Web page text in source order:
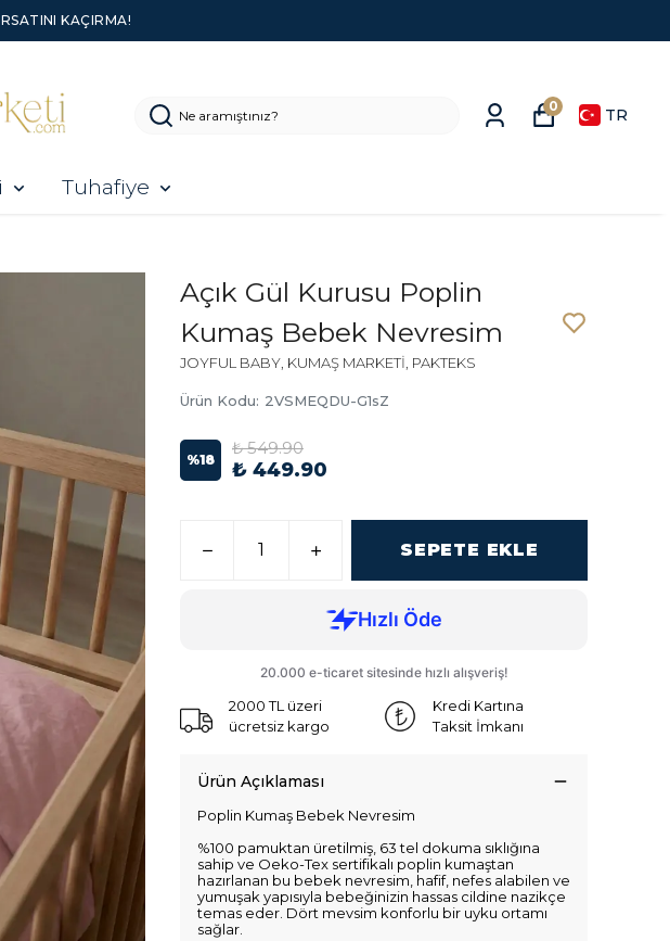
KAÇIRMA!
Tuhafiye
0 TR
Açık Gül Kurusu Poplin
Kumaş Bebek Nevresim
JOYFUL BABY, KUMAŞ MARKETİ, PAKTEKS
Ürün Kodu: 2VSMEQDU-G1sZ
%18
₺ 549.90
₺ 449.90
SEPETE EKLE
2000 TL üzeri
ücretsiz kargo
Kredi Kartına
Taksit İmkanı
Ürün Açıklaması
Poplin Kumaş Bebek Nevresim
%100 pamuktan üretilmiş, 63 tel dokuma sıklığına
sahip ve Oeko-Tex sertifikalı poplin kumaştan
hazırlanan bu bebek nevresim, hafif, nefes alabilen ve
yumuşak yapısıyla bebeğinizin hassas cildine nazikçe
temas eder. Dört mevsim konforlu bir uyku ortamı
sağlar.